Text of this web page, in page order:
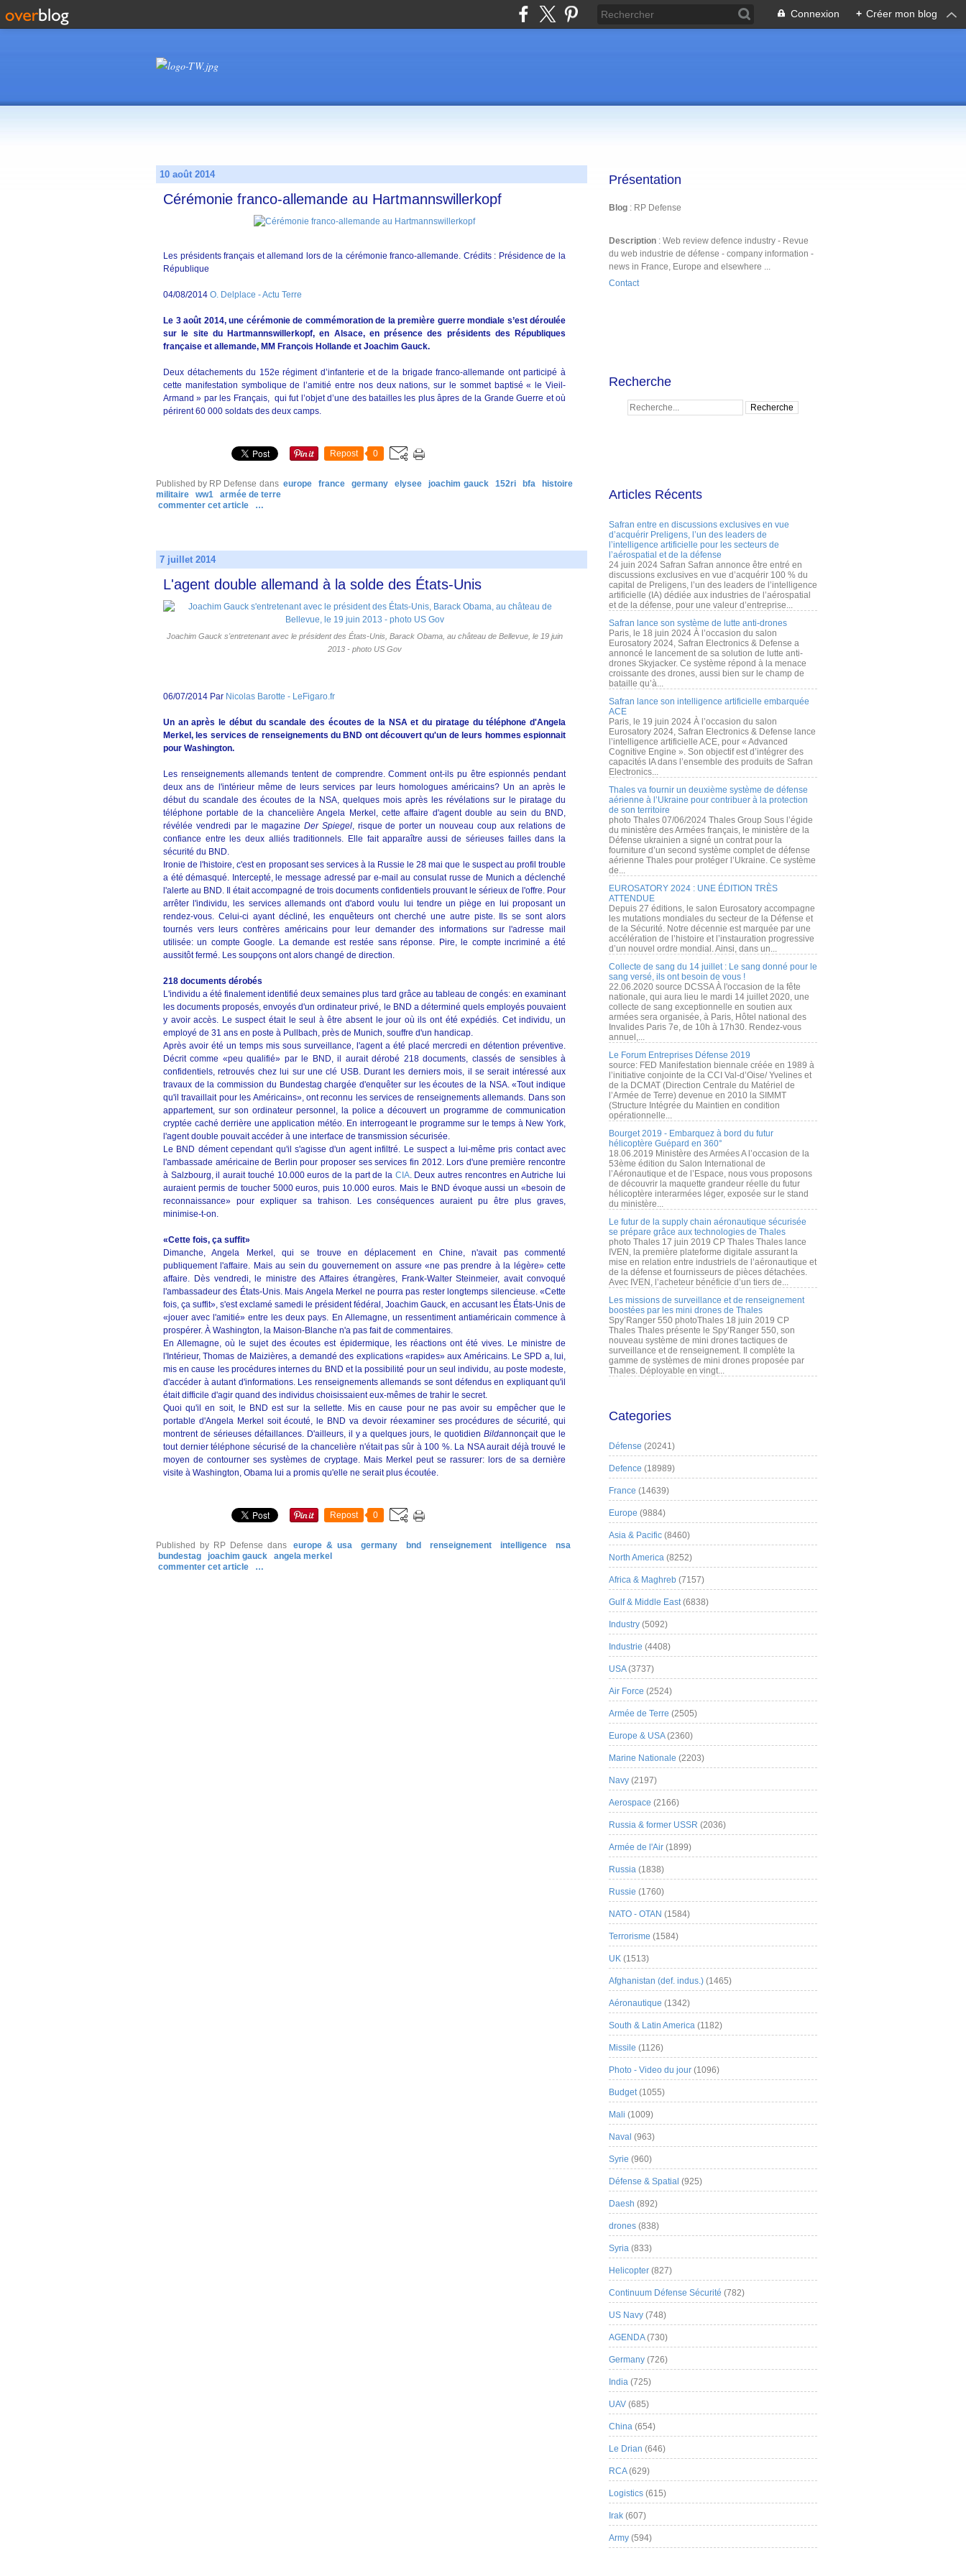
Connexion + Créer mon blog
10 août 2014
Cérémonie franco-allemande au Hartmannswillerkopf
Les présidents français et allemand lors de la cérémonie franco-allemande. Crédits : Présidence de la
République
04/08/2014 O. Delplace - Actu Terre
Le 3 août 2014, une cérémonie de commémoration de la première guerre mondiale s’est déroulée
sur le site du Hartmannswillerkopf, en Alsace, en présence des présidents des Républiques
française et allemande, MM François Hollande et Joachim Gauck.
Deux détachements du 152e régiment d’infanterie et de la brigade franco-allemande ont participé à
cette manifestation symbolique de l’amitié entre nos deux nations, sur le sommet baptisé « le Vieil-
Armand » par les Français, qui fut l’objet d’une des batailles les plus âpres de la Grande Guerre et où
périrent 60 000 soldats des deux camps.
Repost 0
Published by RP Defense dans europe france germany elysee joachim gauck 152ri bfa
histoire
militaire
ww1
armée de terre
commenter cet article
…
7 juillet 2014
L'agent double allemand à la solde des États-Unis
Joachim Gauck s'entretenant avec le président des États-Unis, Barack Obama, au château de Bellevue, le 19 juin
2013 - photo US Gov
06/07/2014 Par Nicolas Barotte - LeFigaro.fr
Un an après le début du scandale des écoutes de la NSA et du piratage du téléphone d'Angela
Merkel, les services de renseignements du BND ont découvert qu'un de leurs hommes espionnait
pour Washington.
Les renseignements allemands tentent de comprendre. Comment ont-ils pu être espionnés pendant
deux ans de l'intérieur même de leurs services par leurs homologues américains? Un an après le
début du scandale des écoutes de la NSA, quelques mois après les révélations sur le piratage du
téléphone portable de la chancelière Angela Merkel, cette affaire d'agent double au sein du BND,
révélée vendredi par le magazine Der Spiegel, risque de porter un nouveau coup aux relations de
confiance entre les deux alliés traditionnels. Elle fait apparaître aussi de sérieuses failles dans la
sécurité du BND.
Ironie de l'histoire, c'est en proposant ses services à la Russie le 28 mai que le suspect au profil trouble
a été démasqué. Intercepté, le message adressé par e-mail au consulat russe de Munich a déclenché
l'alerte au BND. Il était accompagné de trois documents confidentiels prouvant le sérieux de l'offre. Pour
arrêter l'individu, les services allemands ont d'abord voulu lui tendre un piège en lui proposant un
rendez-vous. Celui-ci ayant décliné, les enquêteurs ont cherché une autre piste. Ils se sont alors
tournés vers leurs confrères américains pour leur demander des informations sur l'adresse mail
utilisée: un compte Google. La demande est restée sans réponse. Pire, le compte incriminé a été
aussitôt fermé. Les soupçons ont alors changé de direction.
218 documents dérobés
L'individu a été finalement identifié deux semaines plus tard grâce au tableau de congés: en examinant
les documents proposés, envoyés d'un ordinateur privé, le BND a déterminé quels employés pouvaient
y avoir accès. Le suspect était le seul à être absent le jour où ils ont été expédiés. Cet individu, un
employé de 31 ans en poste à Pullbach, près de Munich, souffre d'un handicap.
Après avoir été un temps mis sous surveillance, l'agent a été placé mercredi en détention préventive.
Décrit comme «peu qualifié» par le BND, il aurait dérobé 218 documents, classés de sensibles à
confidentiels, retrouvés chez lui sur une clé USB. Durant les derniers mois, il se serait intéressé aux
travaux de la commission du Bundestag chargée d'enquêter sur les écoutes de la NSA. «Tout indique
qu'il travaillait pour les Américains», ont reconnu les services de renseignements allemands. Dans son
appartement, sur son ordinateur personnel, la police a découvert un programme de communication
cryptée caché derrière une application météo. En interrogeant le programme sur le temps à New York,
l'agent double pouvait accéder à une interface de transmission sécurisée.
Le BND dément cependant qu'il s'agisse d'un agent infiltré. Le suspect a lui-même pris contact avec
l'ambassade américaine de Berlin pour proposer ses services fin 2012. Lors d'une première rencontre
à Salzbourg, il aurait touché 10.000 euros de la part de la CIA. Deux autres rencontres en Autriche lui
auraient permis de toucher 5000 euros, puis 10.000 euros. Mais le BND évoque aussi un «besoin de
reconnaissance» pour expliquer sa trahison. Les conséquences auraient pu être plus graves,
minimise-t-on.
«Cette fois, ça suffit»
Dimanche, Angela Merkel, qui se trouve en déplacement en Chine, n'avait pas commenté
publiquement l'affaire. Mais au sein du gouvernement on assure «ne pas prendre à la légère» cette
affaire. Dès vendredi, le ministre des Affaires étrangères, Frank-Walter Steinmeier, avait convoqué
l'ambassadeur des États-Unis. Mais Angela Merkel ne pourra pas rester longtemps silencieuse. «Cette
fois, ça suffit», s'est exclamé samedi le président fédéral, Joachim Gauck, en accusant les États-Unis de
«jouer avec l'amitié» entre les deux pays. En Allemagne, un ressentiment antiaméricain commence à
prospérer. À Washington, la Maison-Blanche n'a pas fait de commentaires.
En Allemagne, où le sujet des écoutes est épidermique, les réactions ont été vives. Le ministre de
l'Intérieur, Thomas de Maizières, a demandé des explications «rapides» aux Américains. Le SPD a, lui,
mis en cause les procédures internes du BND et la possibilité pour un seul individu, au poste modeste,
d'accéder à autant d'informations. Les renseignements allemands se sont défendus en expliquant qu'il
était difficile d'agir quand des individus choisissaient eux-mêmes de trahir le secret.
Quoi qu'il en soit, le BND est sur la sellette. Mis en cause pour ne pas avoir su empêcher que le
portable d'Angela Merkel soit écouté, le BND va devoir réexaminer ses procédures de sécurité, qui
montrent de sérieuses défaillances. D'ailleurs, il y a quelques jours, le quotidienBildannonçait que le
tout dernier téléphone sécurisé de la chancelière n'était pas sûr à 100 %. La NSA aurait déjà trouvé le
moyen de contourner ses systèmes de cryptage. Mais Merkel peut se rassurer: lors de sa dernière
visite à Washington, Obama lui a promis qu'elle ne serait plus écoutée.
Repost 0
Published by RP Defense dans europe & usa germany bnd renseignement intelligence
nsa
bundestag
joachim gauck
angela merkel
commenter cet article
…
Présentation
Blog : RP Defense
Description : Web review defence industry - Revue
du web industrie de défense - company information -
news in France, Europe and elsewhere ...
Contact
Recherche
Articles Récents
Safran entre en discussions exclusives en vue
d’acquérir Preligens, l’un des leaders de
l’intelligence artificielle pour les secteurs de
l’aérospatial et de la défense
24 juin 2024 Safran Safran annonce être entré en
discussions exclusives en vue d’acquérir 100 % du
capital de Preligens, l’un des leaders de l’intelligence
artificielle (IA) dédiée aux industries de l’aérospatial
et de la défense, pour une valeur d’entreprise...
Safran lance son système de lutte anti-drones
Paris, le 18 juin 2024 À l’occasion du salon
Eurosatory 2024, Safran Electronics & Defense a
annoncé le lancement de sa solution de lutte anti-
drones Skyjacker. Ce système répond à la menace
croissante des drones, aussi bien sur le champ de
bataille qu’à...
Safran lance son intelligence artificielle embarquée
ACE
Paris, le 19 juin 2024 À l’occasion du salon
Eurosatory 2024, Safran Electronics & Defense lance
l’intelligence artificielle ACE, pour « Advanced
Cognitive Engine ». Son objectif est d’intégrer des
capacités IA dans l’ensemble des produits de Safran
Electronics...
Thales va fournir un deuxième système de défense
aérienne à l’Ukraine pour contribuer à la protection
de son territoire
photo Thales 07/06/2024 Thales Group Sous l’égide
du ministère des Armées français, le ministère de la
Défense ukrainien a signé un contrat pour la
fourniture d’un second système complet de défense
aérienne Thales pour protéger l’Ukraine. Ce système
de...
EUROSATORY 2024 : UNE ÉDITION TRÈS
ATTENDUE
Depuis 27 éditions, le salon Eurosatory accompagne
les mutations mondiales du secteur de la Défense et
de la Sécurité. Notre décennie est marquée par une
accélération de l’histoire et l’instauration progressive
d’un nouvel ordre mondial. Ainsi, dans un...
Collecte de sang du 14 juillet : Le sang donné pour le
sang versé, ils ont besoin de vous !
22.06.2020 source DCSSA À l'occasion de la fête
nationale, qui aura lieu le mardi 14 juillet 2020, une
collecte de sang exceptionnelle en soutien aux
armées sera organisée, à Paris, Hôtel national des
Invalides Paris 7e, de 10h à 17h30. Rendez-vous
annuel,...
Le Forum Entreprises Défense 2019
source: FED Manifestation biennale créée en 1989 à
l’initiative conjointe de la CCI Val-d’Oise/ Yvelines et
de la DCMAT (Direction Centrale du Matériel de
l’Armée de Terre) devenue en 2010 la SIMMT
(Structure Intégrée du Maintien en condition
opérationnelle...
Bourget 2019 - Embarquez à bord du futur
hélicoptère Guépard en 360°
18.06.2019 Ministère des Armées A l’occasion de la
53ème édition du Salon International de
l’Aéronautique et de l’Espace, nous vous proposons
de découvrir la maquette grandeur réelle du futur
hélicoptère interarmées léger, exposée sur le stand
du ministère...
Le futur de la supply chain aéronautique sécurisée
se prépare grâce aux technologies de Thales
photo Thales 17 juin 2019 CP Thales Thales lance
IVEN, la première plateforme digitale assurant la
mise en relation entre industriels de l’aéronautique et
de la défense et fournisseurs de pièces détachées.
Avec IVEN, l’acheteur bénéficie d’un tiers de...
Les missions de surveillance et de renseignement
boostées par les mini drones de Thales
Spy’Ranger 550 photoThales 18 juin 2019 CP
Thales Thales présente le Spy’Ranger 550, son
nouveau système de mini drones tactiques de
surveillance et de renseignement. Il complète la
gamme de systèmes de mini drones proposée par
Thales. Déployable en vingt...
Categories
Défense (20241)
Defence (18989)
France (14639)
Europe (9884)
Asia & Pacific (8460)
North America (8252)
Africa & Maghreb (7157)
Gulf & Middle East(6838)
Industry (5092)
Industrie (4408)
USA(3737)
Air Force (2524)
Armée de Terre (2505)
Europe & USA(2360)
Marine Nationale (2203)
Navy (2197)
Aerospace (2166)
Russia & former USSR (2036)
Armée de l'Air (1899)
Russia (1838)
Russie (1760)
NATO - OTAN (1584)
Terrorisme (1584)
UK (1513)
Afghanistan (def. indus.) (1465)
Aéronautique (1342)
South & Latin America (1182)
Missile (1126)
Photo - Video du jour (1096)
Budget(1055)
Mali (1009)
Naval (963)
Syrie (960)
Défense & Spatial (925)
Daesh (892)
drones (838)
Syria (833)
Helicopter (827)
Continuum Défense Sécurité (782)
US Navy (748)
AGENDA(730)
Germany (726)
India (725)
UAV (685)
China (654)
Le Drian (646)
RCA(629)
Logistics (615)
Irak (607)
Army (594)